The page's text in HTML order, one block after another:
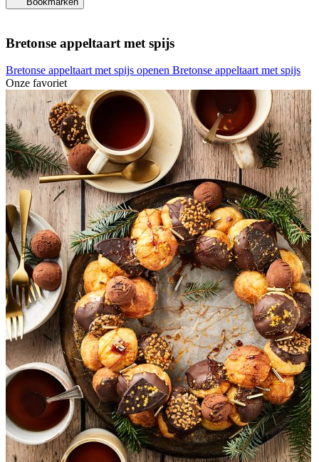
Bretonse appeltaart met spijs
Bretonse appeltaart met spijs openen Bretonse appeltaart met spijs
Onze favoriet